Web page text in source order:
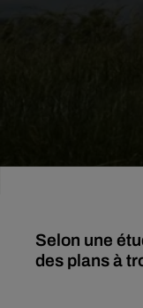
Selon une
des plans à